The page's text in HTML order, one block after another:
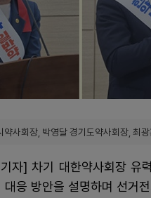
약사회장, 박영달 경기도약사회장, 최
자] 차기 대한약사회장 유
대응 방안을 설명하며 선거